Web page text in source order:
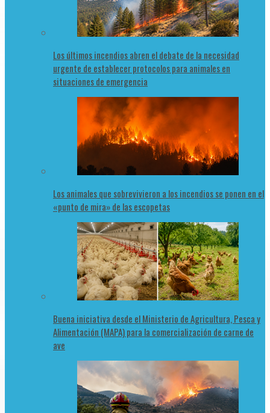
Los últimos incendios abren el debate de la necesidad
urgente de establecer protocolos para animales en
situaciones de emergencia
Los animales que sobrevivieron a los incendios se ponen en el
«punto de mira» de las escopetas
Buena iniciativa desde el Ministerio de Agricultura, Pesca y
Alimentación (MAPA) para la comercialización de carne de
ave